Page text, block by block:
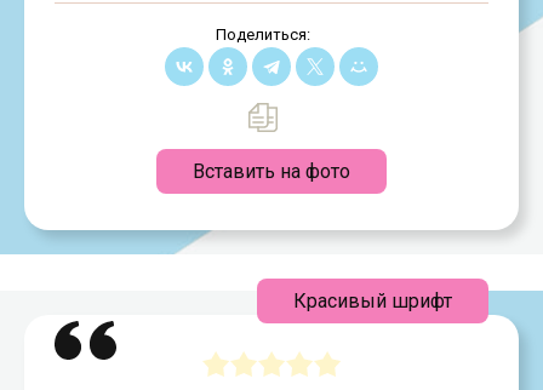
Поделиться:
Вставить на фото
Красивый шрифт